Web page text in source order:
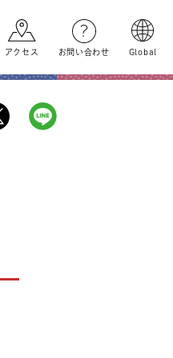
アクセス お問い合わせ Global